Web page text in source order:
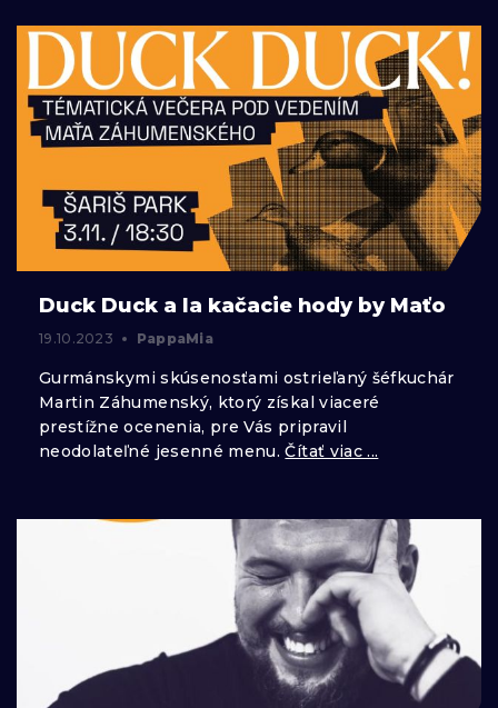
Duck Duck a la kačacie hody by Maťo
19.10.2023 PappaMia
Gurmánskymi skúsenosťami ostrieľaný šéfkuchár
Martin Záhumenský, ktorý získal viaceré
prestížne ocenenia, pre Vás pripravil
neodolateľné jesenné menu.Čítať viac ...